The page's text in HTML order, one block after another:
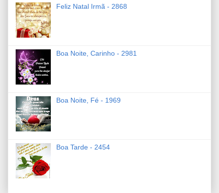
Feliz Natal Irmã - 2868
Boa Noite, Carinho - 2981
Boa Noite, Fé - 1969
Boa Tarde - 2454